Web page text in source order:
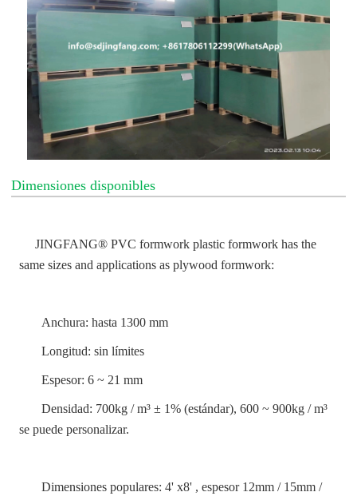
Dimensiones disponibles
JINGFANG® PVC formwork plastic formwork has the
same sizes and applications as plywood formwork:
Anchura: hasta 1300 mm
Longitud: sin límites
Espesor: 6 ~ 21 mm
Densidad: 700kg / m³ ± 1% (estándar), 600 ~ 900kg / m³
se puede personalizar.
Dimensiones populares: 4' x8' , espesor 12mm / 15mm /